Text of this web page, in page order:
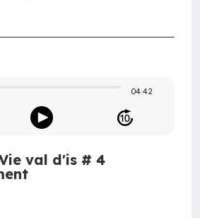
04:42
val d'is # 4